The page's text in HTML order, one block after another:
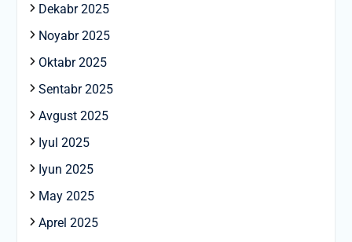
Dekabr 2025
Noyabr 2025
Oktabr 2025
Sentabr 2025
Avgust 2025
Iyul 2025
Iyun 2025
May 2025
Aprel 2025